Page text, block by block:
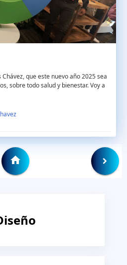
que este nuevo año 2025 sea
sobre todo salud y bienestar. Voy a